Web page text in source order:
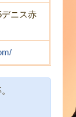
ニス赤